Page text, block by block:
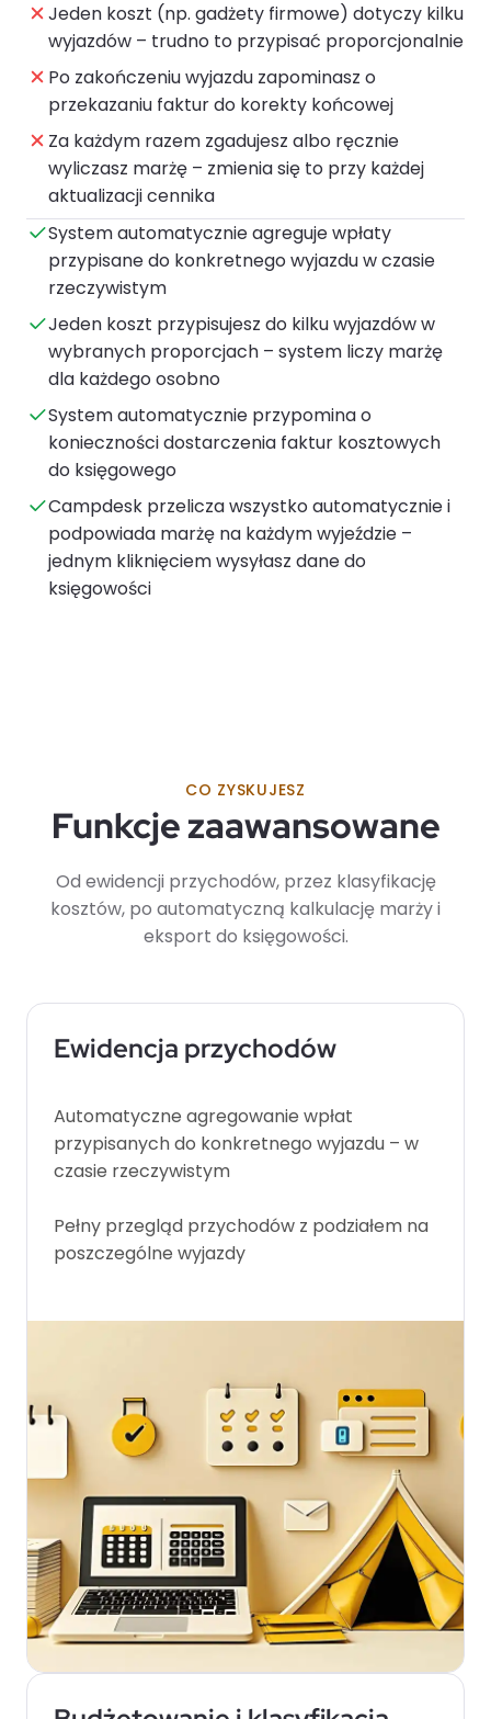
Jeden koszt (np. gadżety firmowe) dotyczy kilku
wyjazdów – trudno to przypisać proporcjonalnie
Po zakończeniu wyjazdu zapominasz o
przekazaniu faktur do korekty końcowej
Za każdym razem zgadujesz albo ręcznie
wyliczasz marżę – zmienia się to przy każdej
aktualizacji cennika
System automatycznie agreguje wpłaty
przypisane do konkretnego wyjazdu w czasie
rzeczywistym
Jeden koszt przypisujesz do kilku wyjazdów w
wybranych proporcjach – system liczy marżę
dla każdego osobno
System automatycznie przypomina o
konieczności dostarczenia faktur kosztowych
do księgowego
Campdesk przelicza wszystko automatycznie i
podpowiada marżę na każdym wyjeździe –
jednym kliknięciem wysyłasz dane do
księgowości
CO ZYSKUJESZ
Funkcje zaawansowane
Od ewidencji przychodów, przez klasyfikację
kosztów, po automatyczną kalkulację marży i
eksport do księgowości.
Ewidencja przychodów
Automatyczne agregowanie wpłat
przypisanych do konkretnego wyjazdu – w
czasie rzeczywistym
Pełny przegląd przychodów z podziałem na
poszczególne wyjazdy